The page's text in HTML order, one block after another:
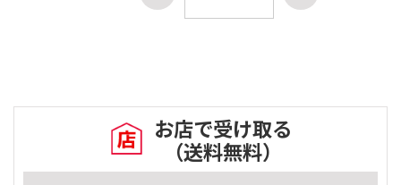
お店で受け取る
（送料無料）